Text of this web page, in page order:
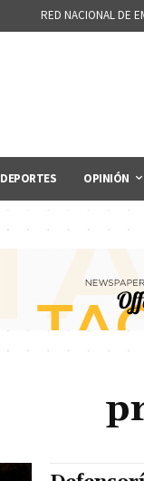
RED NACIONAL DE
DEPORTES OPINIÓN